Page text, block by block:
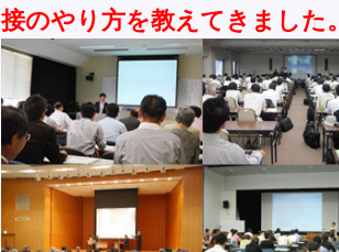
接のやり方を教えてきました。